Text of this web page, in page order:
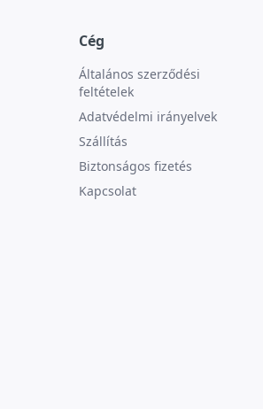
Cég
Általános szerződési
feltételek
Adatvédelmi irányelvek
Szállítás
Biztonságos fizetés
Kapcsolat